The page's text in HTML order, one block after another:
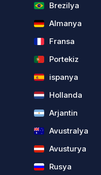
Brezilya
Almanya
Fransa
Portekiz
ispanya
Hollanda
Arjantin
Avustralya
Avusturya
Rusya